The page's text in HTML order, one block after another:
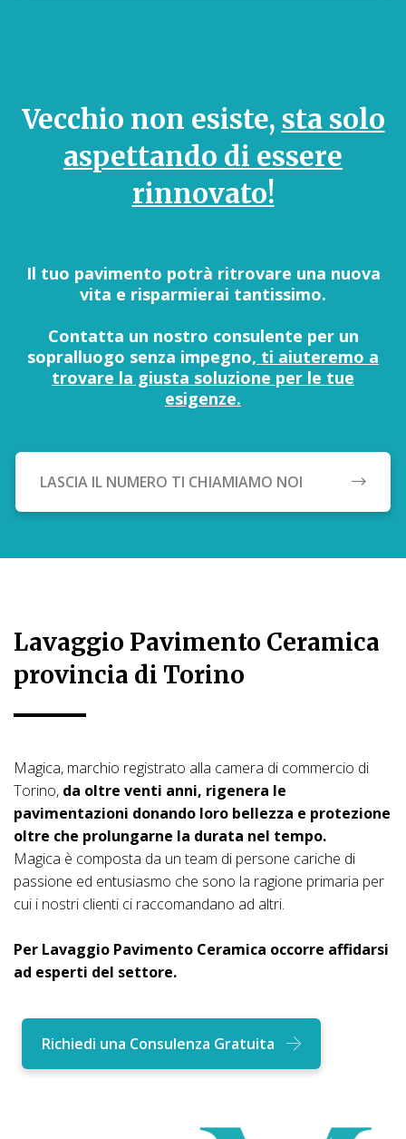
Vecchio non esiste, sta solo
aspettando di essere
rinnovato!
Il tuo pavimento potrà ritrovare una nuova
vita e risparmierai tantissimo.
Contatta un nostro consulente per un
sopralluogo senza impegno, ti aiuteremo a
trovare la giusta soluzione per le tue
esigenze.
LASCIA IL NUMERO TI CHIAMIAMO NOI
Lavaggio Pavimento Ceramica
provincia di Torino
Magica, marchio registrato alla camera di commercio di
Torino, da oltre venti anni, rigenera le
pavimentazioni donando loro bellezza e protezione
oltre che prolungarne la durata nel tempo.
Magica è composta da un team di persone cariche di
passione ed entusiasmo che sono la ragione primaria per
cui i nostri clienti ci raccomandano ad altri.
Per Lavaggio Pavimento Ceramica occorre affidarsi
ad esperti del settore.
Richiedi una Consulenza Gratuita